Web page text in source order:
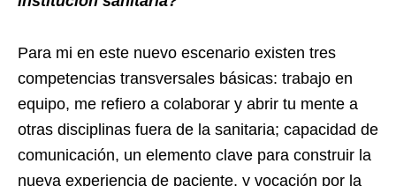
Para mi en este nuevo escenario existen tres
competencias transversales básicas: trabajo en
equipo, me refiero a colaborar y abrir tu mente a
otras disciplinas fuera de la sanitaria; capacidad de
comunicación, un elemento clave para construir la
nueva experiencia de paciente, y vocación por la